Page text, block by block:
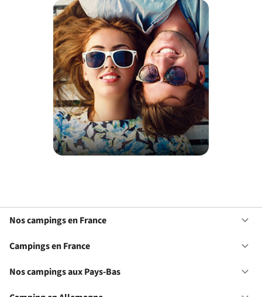
Nos campings en France
Campings en France
Nos campings aux Pays-Bas